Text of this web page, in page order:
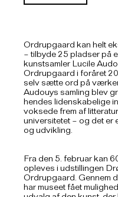
Ordrupgaard kan helt
– tilbyde 25 pladser på
kunstsamler Lucile
Ordrupgaard i foråret
selv sætte ord på
Audouys samling blev
hendes lidenskabelige
voksede frem af
universitetet – og det er
og udvikling.
Fra den 5. februar kan
opleves i udstillingen
Ordrupgaard. Gennem
har museet fået